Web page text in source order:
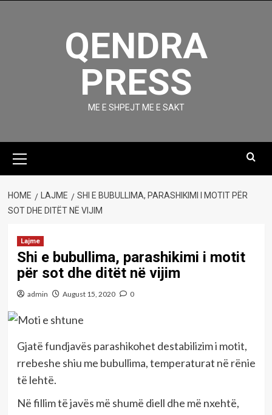
QENDRA
PRESS
ME E SHPEJT ME E SAKT
Menu
HOME LAJME
SHI E BUBULLIMA, PARASHIKIMI I MOTIT PËR
SOT DHE DITËT NË VIJIM
Lajme
Shi e bubullima, parashikimi i motit
për sot dhe ditët në vijim
admin August 15, 2020 0
Gjatë fundjavës parashikohet destabilizim i motit,
rrebeshe shiu me bubullima, temperaturat në rënie
të lehtë.
Në fillim të javës më shumë diell dhe më nxehtë,